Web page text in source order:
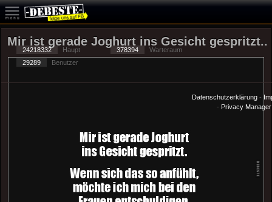
Mir ist gerade Joghurt ins Gesicht gespritzt..
24218332 Haupt 378394
Warteraum
29289
Benutzer
Datenschutzerklärung-
- Privacy Manager